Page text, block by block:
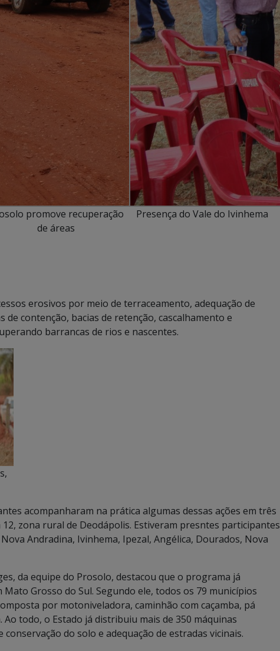
promove recuperação
de áreas
Presença do Vale do Ivinhema
erosivos por meio de terraceamento, adequação de
de contenção, bacias de retenção, cascalhamento e
barrancas de rios e nascentes.
acompanharam na prática algumas dessas ações em três
zona rural de Deodápolis. Estiveram presntes participantes
Andradina, Ivinhema, Ipezal, Angélica, Dourados, Nova
da equipe do Prosolo, destacou que o programa já
Grosso do Sul. Segundo ele, todos os 79 municípios
por motoniveladora, caminhão com caçamba, pá
todo, o Estado já distribuiu mais de 350 máquinas
do solo e adequação de estradas vicinais.